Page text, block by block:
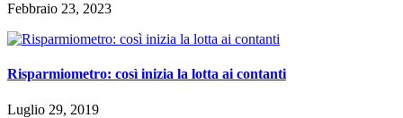
Febbraio 23, 2023
Risparmiometro: così inizia la lotta ai contanti
Luglio 29, 2019